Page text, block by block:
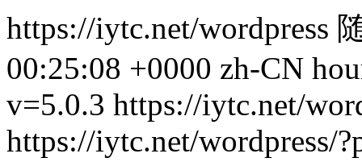
https://iytc.net/wordpress
00:25:08 +0000 zh-CN
v=5.0.3 https://iytc.net/
https://iytc.net/wordpress/